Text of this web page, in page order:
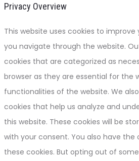
Privacy Overview
This website uses cookies to improve
you navigate through the website.
cookies that are categorized as
browser as they are essential for the
functionalities of the website. We
cookies that help us analyze and
this website. These cookies will be
with your consent. You also have
these cookies. But opting out of